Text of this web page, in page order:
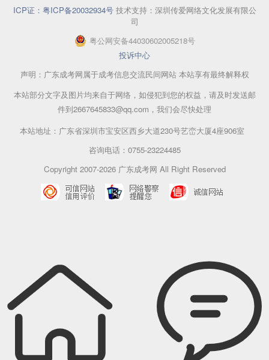
ICP证：粤ICP备20032934号技术支持：深圳传爱网络文化发展有限公
司
粤公网安备44030602005218号
投诉中心
声明：广东成考网属于成考信息交流民间网站 本站享有最终解释权
本站部分文字及图片均来自于网络，如侵犯到您的权益，请及时发送邮
件到2667645833@qq.com，我们会尽快处理
本站地址：广东省深圳市宝安区西乡大道230号艺峦大厦4座906室
咨询电话：0755-23224485
Copyright 2007-2026 广东成考网 All Right Reserved